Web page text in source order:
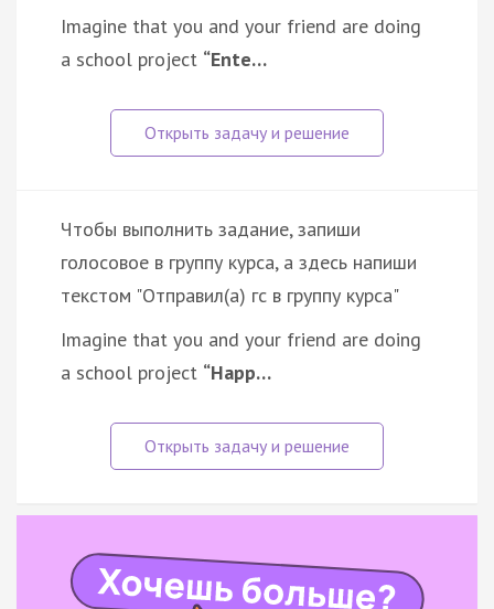
Imagine that you and your friend are doing
a school project “Ente…
Чтобы выполнить задание, запиши
голосовое в группу курса, а здесь напиши
текстом "Отправил(а) гс в группу курса"
Imagine that you and your friend are doing
a school project “Happ…